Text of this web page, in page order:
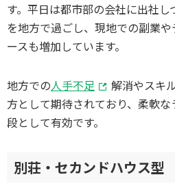
す。平日は都市部の会社に出社
を地方で過ごし、現地での副業
ースも増加しています。
地方での人手不足
解消やスキ
方として期待されており、柔軟
段として有効です。
別荘・セカンドハウス型